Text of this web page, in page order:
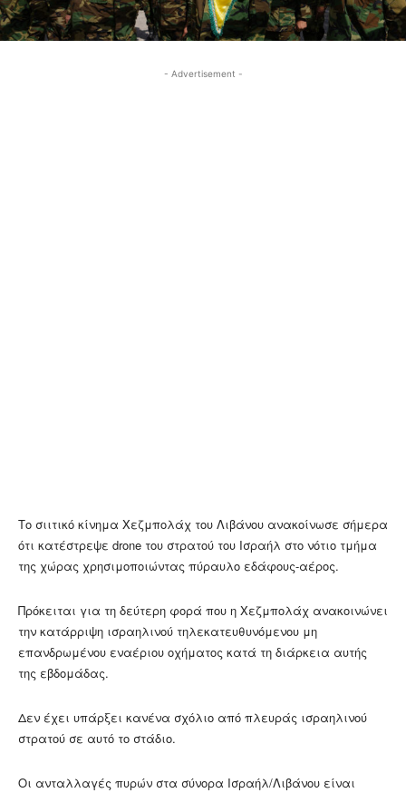
- Advertisement -
Το σιιτικό κίνημα Χεζμπολάχ του Λιβάνου ανακοίνωσε σήμερα
ότι κατέστρεψε drone του στρατού του Ισραήλ στο νότιο τμήμα
της χώρας χρησιμοποιώντας πύραυλο εδάφους-αέρος.
Πρόκειται για τη δεύτερη φορά που η Χεζμπολάχ ανακοινώνει
την κατάρριψη ισραηλινού τηλεκατευθυνόμενου μη
επανδρωμένου εναέριου οχήματος κατά τη διάρκεια αυτής
της εβδομάδας.
Δεν έχει υπάρξει κανένα σχόλιο από πλευράς ισραηλινού
στρατού σε αυτό το στάδιο.
Οι ανταλλαγές πυρών στα σύνορα Ισραήλ/Λιβάνου είναι